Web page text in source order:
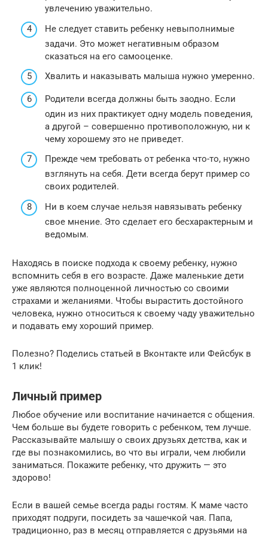
увлечению уважительно.
Не следует ставить ребенку невыполнимые
задачи. Это может негативным образом
сказаться на его самооценке.
Хвалить и наказывать малыша нужно умеренно.
Родители всегда должны быть заодно. Если
один из них практикует одну модель поведения,
а другой – совершенно противоположную, ни к
чему хорошему это не приведет.
Прежде чем требовать от ребенка что-то, нужно
взглянуть на себя. Дети всегда берут пример со
своих родителей.
Ни в коем случае нельзя навязывать ребенку
свое мнение. Это сделает его бесхарактерным и
ведомым.
Находясь в поиске подхода к своему ребенку, нужно
вспомнить себя в его возрасте. Даже маленькие дети
уже являются полноценной личностью со своими
страхами и желаниями. Чтобы вырастить достойного
человека, нужно относиться к своему чаду уважительно
и подавать ему хороший пример.
Полезно? Поделись статьей в Вконтакте или Фейсбук в
1 клик!
Личный пример
Любое обучение или воспитание начинается с общения.
Чем больше вы будете говорить с ребенком, тем лучше.
Рассказывайте малышу о своих друзьях детства, как и
где вы познакомились, во что вы играли, чем любили
заниматься. Покажите ребенку, что дружить — это
здорово!
Если в вашей семье всегда рады гостям. К маме часто
приходят подруги, посидеть за чашечкой чая. Папа,
традиционно, раз в месяц отправляется с друзьями на